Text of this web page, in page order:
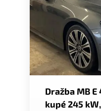
Dražba MB E
kupé 245